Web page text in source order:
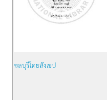
ชลบุรีโดยสังเขป